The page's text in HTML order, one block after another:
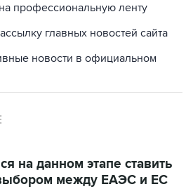
профессиональную ленту
главных новостей сайта
новости в официальном
на данном этапе ставить
между ЕАЭС и ЕС